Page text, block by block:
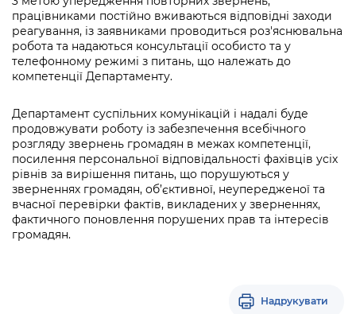
працівниками постійно вживаються відповідні заходи
реагування, із заявниками проводиться роз'яснювальна
робота та надаються консультації особисто та у
телефонному режимі з питань, що належать до
компетенції Департаменту.
Департамент суспільних комунікацій і надалі буде
продовжувати роботу із забезпечення всебічного
розгляду звернень громадян в межах компетенції,
посилення персональної відповідальності фахівців усіх
рівнів за вирішення питань, що порушуються у
зверненнях громадян, об’єктивної, неупередженої та
вчасної перевірки фактів, викладених у зверненнях,
фактичного поновлення порушених прав та інтересів
громадян.
Надрукувати